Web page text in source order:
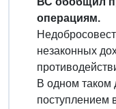
операциям.
незаконных
В одном таком
поступлением